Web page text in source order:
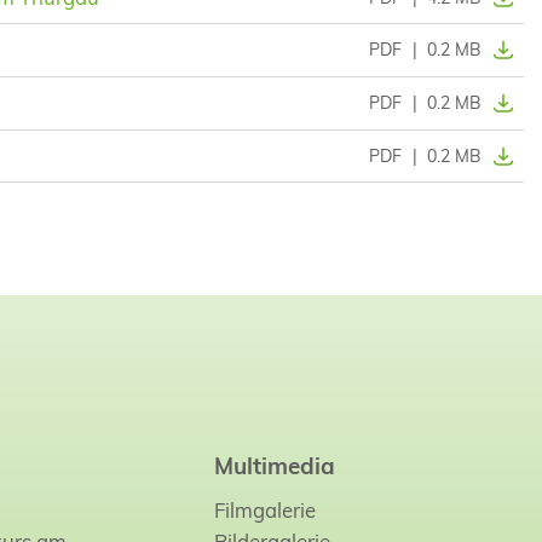
PDF 0.2 MB
PDF | 0.2 MB
PDF | 0.2 MB
Multimedia
Filmgalerie